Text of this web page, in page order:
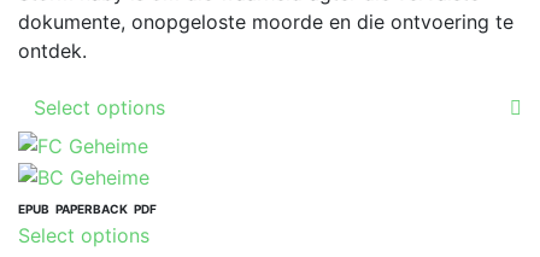
page
be
the
R339.00
dokumente, onopgeloste moorde en die ontvoering te
ontdek.
Select options
EPUB PAPERBACK PDF
Select optionsThis